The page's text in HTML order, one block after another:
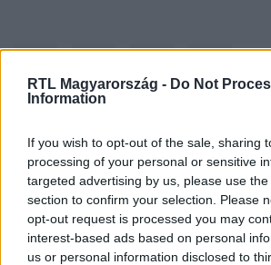
RTL Magyarország - Do Not
Information
If you wish to opt-out of the sale, sharing
processing of your personal or sensitive
targeted advertising by us, please use
section to confirm your selection. Please
opt-out request is processed you may
interest-based ads based on personal
us or personal information disclosed to
Kövess minket, és értesülj a
Facebookon is!
Követem